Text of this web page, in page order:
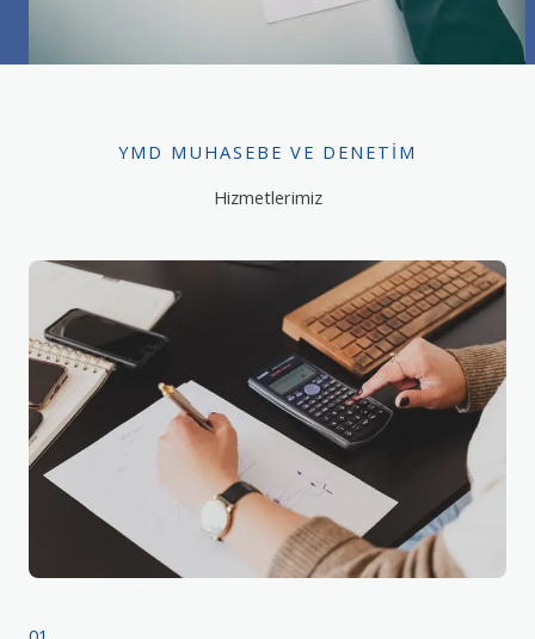
YMD MUHASEBE VE DENETIM
Hizmetlerimiz